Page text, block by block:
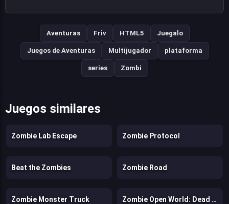
Aventuras Friv HTML5 Juegalo
Juegos de Aventuras Multijugador plataforma
series Zombi
Juegos similares
Zombie Lab Escape Zombie Protocol
Beat the Zombies Zombie Road
Zombie Monster Truck Zombie Open World: Dead Town Delivery